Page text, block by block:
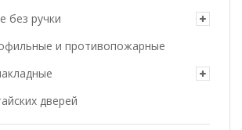
без ручки
и противопожарные
дверей